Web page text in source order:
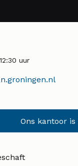
uur
Ons kantoor